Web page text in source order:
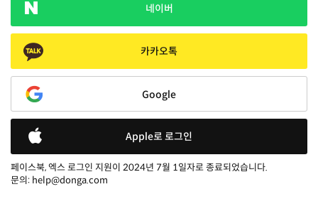
네이버
카카오톡
Google
Apple로 로그인
페이스북, 엑스 로그인 지원이 2024년 7월 1일자로 종료되었습니다.
문의: help@donga.com